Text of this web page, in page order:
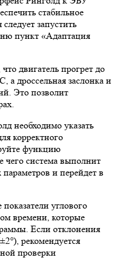
стабильное
запустить
пункт «Адаптация
двигатель прогрет до
а дроссельная заслонка и
Это позволит
необходимо указать
корректного
функцию
чего система выполнит
и перейдет в
углового
времени, которые
Если отклонения
рекомендуется
проверки